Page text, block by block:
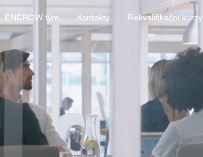
ENCROW tým Kontakty Rekvalifikační kurzy